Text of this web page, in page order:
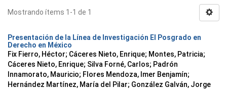
Mostrando ítems 1-1 de 1
Presentación de la Línea de Investigación El Posgrado en
Derecho en México
Fix Fierro, Héctor; Cáceres Nieto, Enrique; Montes, Patricia;
Cáceres Nieto, Enrique; Silva Forné, Carlos; Padrón
Innamorato, Mauricio; Flores Mendoza, Imer Benjamín;
Hernández Martínez, María del Pilar; González Galván, Jorge